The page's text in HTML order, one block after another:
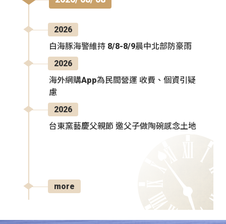
2026
白海豚海警維持 8/8-8/9晨中北部防豪雨
2026
海外網購App為民間營運 收費、個資引疑
慮
2026
台東窯藝慶父親節 邀父子做陶碗感念土地
more